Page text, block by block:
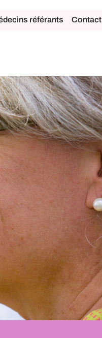
référants Contact